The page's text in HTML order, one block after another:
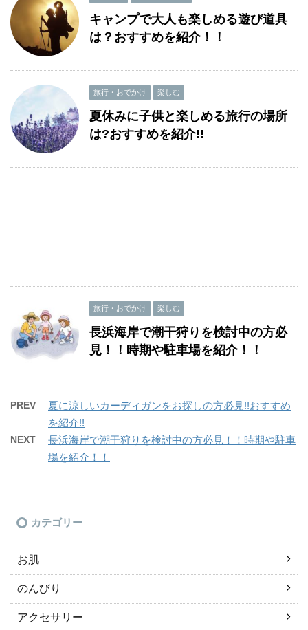
キャンプで大人も楽しめる遊び道具
は？おすすめを紹介！！
旅行・おでかけ 楽しむ
夏休みに子供と楽しめる旅行の場所
は?おすすめを紹介!!
旅行・おでかけ 楽しむ
長浜海岸で潮干狩りを検討中の方必
見！！時期や駐車場を紹介！！
PREV
夏に涼しいカーディガンをお探しの方必見!!おすすめ
を紹介!!
NEXT
長浜海岸で潮干狩りを検討中の方必見！！時期や駐車
場を紹介！！
カテゴリー
お肌
のんびり
アクセサリー